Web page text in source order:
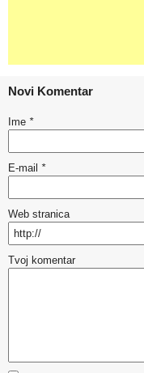
Novi Komentar
Ime *
E-mail *
Web stranica
Tvoj komentar